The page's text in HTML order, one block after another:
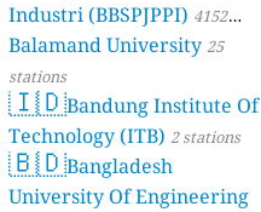
Industri (BBSPJPPI) 4152
stations
Balamand University25
stations
🇮🇩Bandung Institute Of
Technology (ITB) 2 stations
🇧🇩Bangladesh
University Of Engineering